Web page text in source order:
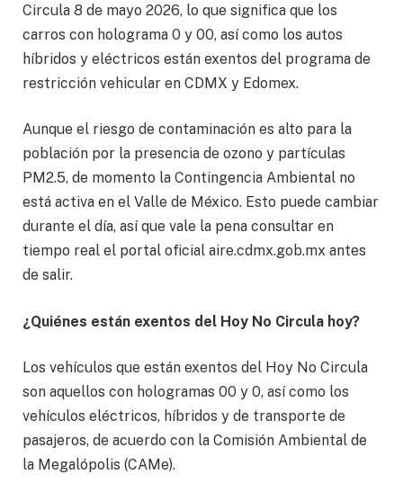
Circula 8 de mayo 2026, lo que significa que los
carros con holograma 0 y 00, así como los autos
híbridos y eléctricos están exentos del programa de
restricción vehicular en CDMX y Edomex.
Aunque el riesgo de contaminación es alto para la
población por la presencia de ozono y partículas
PM2.5, de momento la Contingencia Ambiental no
está activa en el Valle de México. Esto puede cambiar
durante el día, así que vale la pena consultar en
tiempo real el portal oficial aire.cdmx.gob.mx antes
de salir.
¿Quiénes están exentos del Hoy No Circula hoy?
Los vehículos que están exentos del Hoy No Circula
son aquellos con hologramas 00 y 0, así como los
vehículos eléctricos, híbridos y de transporte de
pasajeros, de acuerdo con la Comisión Ambiental de
la Megalópolis (CAMe).